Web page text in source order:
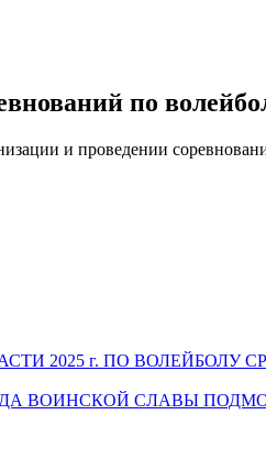
по
и проведении
2025 г. ПО ВОЛЕЙБОЛУ
СЛАВЫ